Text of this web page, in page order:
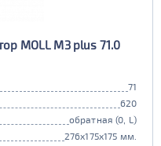
MOLL M3 plus 71.0
71
620
обратная (0, L)
276x175x175 мм.